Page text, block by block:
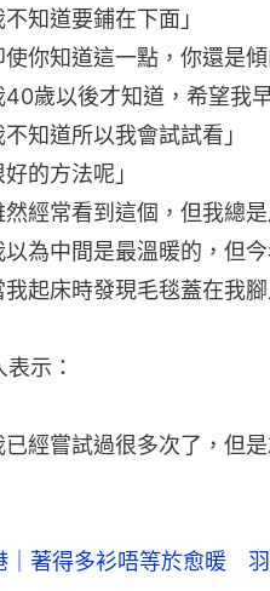
不知道要鋪在下面」
使你知道這一點，你還是
40歲以後才知道，希望我
不知道所以我會試試看」
好的方法呢」
然經常看到這個，但我總
以為中間是最溫暖的，但
我起床時發現毛毯蓋在我
示：
已經嘗試過很多次了，但
｜著得多衫唔等於愈暖